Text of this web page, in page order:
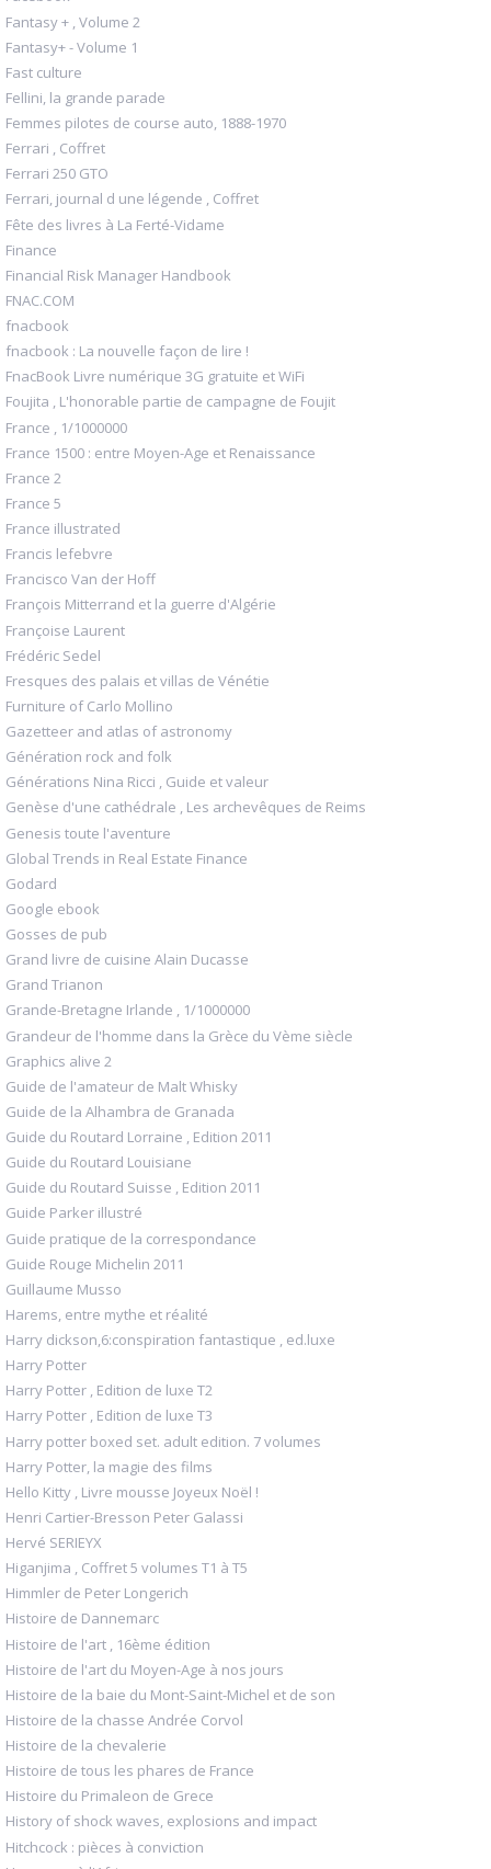
Fantasy + , Volume 2
Fantasy+ - Volume 1
Fast culture
Fellini, la grande parade
Femmes pilotes de course auto, 1888-1970
Ferrari , Coffret
Ferrari 250 GTO
Ferrari, journal d une légende , Coffret
Fête des livres à La Ferté-Vidame
Finance
Financial Risk Manager Handbook
FNAC.COM
fnacbook
fnacbook : La nouvelle façon de lire !
FnacBook Livre numérique 3G gratuite et WiFi
Foujita , L'honorable partie de campagne de Foujit
France , 1/1000000
France 1500 : entre Moyen-Age et Renaissance
France 2
France 5
France illustrated
Francis lefebvre
Francisco Van der Hoff
François Mitterrand et la guerre d'Algérie
Françoise Laurent
Frédéric Sedel
Fresques des palais et villas de Vénétie
Furniture of Carlo Mollino
Gazetteer and atlas of astronomy
Génération rock and folk
Générations Nina Ricci , Guide et valeur
Genèse d'une cathédrale , Les archevêques de Reims
Genesis toute l'aventure
Global Trends in Real Estate Finance
Godard
Google ebook
Gosses de pub
Grand livre de cuisine Alain Ducasse
Grand Trianon
Grande-Bretagne Irlande , 1/1000000
Grandeur de l'homme dans la Grèce du Vème siècle
Graphics alive 2
Guide de l'amateur de Malt Whisky
Guide de la Alhambra de Granada
Guide du Routard Lorraine , Edition 2011
Guide du Routard Louisiane
Guide du Routard Suisse , Edition 2011
Guide Parker illustré
Guide pratique de la correspondance
Guide Rouge Michelin 2011
Guillaume Musso
Harems, entre mythe et réalité
Harry dickson,6:conspiration fantastique , ed.luxe
Harry Potter
Harry Potter , Edition de luxe T2
Harry Potter , Edition de luxe T3
Harry potter boxed set. adult edition. 7 volumes
Harry Potter, la magie des films
Hello Kitty , Livre mousse Joyeux Noël !
Henri Cartier-Bresson Peter Galassi
Hervé SERIEYX
Higanjima , Coffret 5 volumes T1 à T5
Himmler de Peter Longerich
Histoire de Dannemarc
Histoire de l'art , 16ème édition
Histoire de l'art du Moyen-Age à nos jours
Histoire de la baie du Mont-Saint-Michel et de son
Histoire de la chasse Andrée Corvol
Histoire de la chevalerie
Histoire de tous les phares de France
Histoire du Primaleon de Grece
History of shock waves, explosions and impact
Hitchcock : pièces à conviction